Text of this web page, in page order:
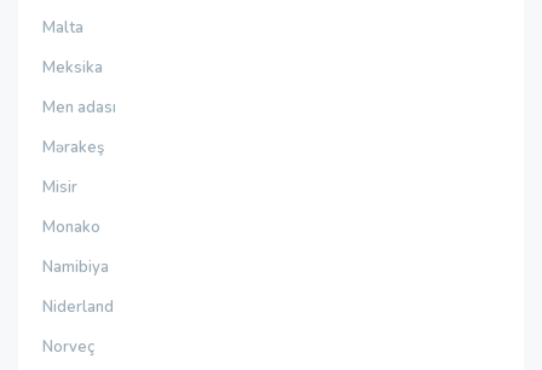
Malta
Meksika
Men adası
Mərakeş
Misir
Monako
Namibiya
Niderland
Norveç